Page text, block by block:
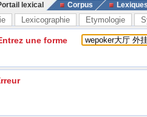
lexical Corpus
Lexicographie Etymologie
une forme